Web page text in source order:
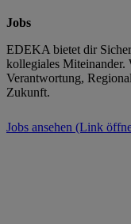
Jobs
EDEKA bietet dir
kollegiales Miteinander.
Verantwortung,
Zukunft.
Jobs ansehen (Link